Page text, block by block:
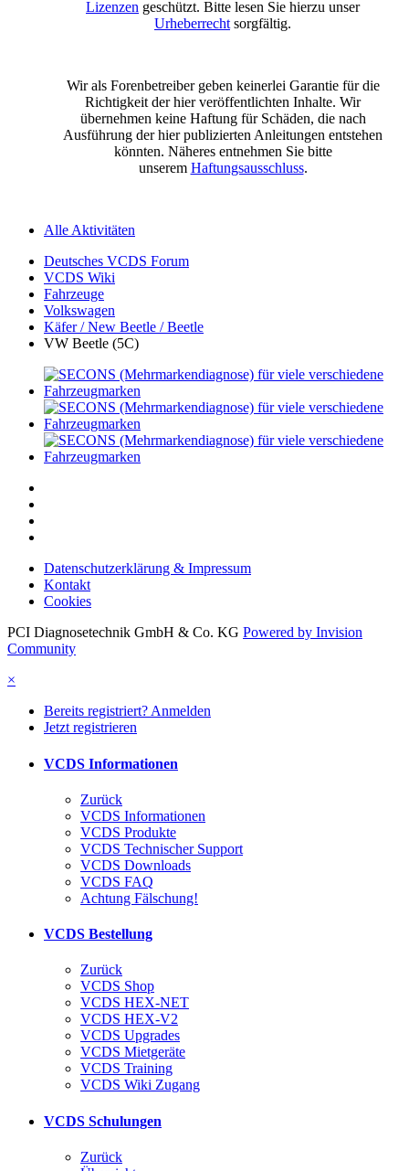
Lizenzen geschützt. Bitte lesen Sie hierzu unser
Urheberrecht sorgfältig.
Wir als Forenbetreiber geben keinerlei Garantie für die
Richtigkeit der hier veröffentlichten Inhalte. Wir
übernehmen keine Haftung für Schäden, die nach
Ausführung der hier publizierten Anleitungen entstehen
könnten. Näheres entnehmen Sie bitte
unserem Haftungsausschluss.
Alle Aktivitäten
Deutsches VCDS Forum
VCDS Wiki
Fahrzeuge
Volkswagen
Käfer / New Beetle / Beetle
VW Beetle (5C)
Datenschutzerklärung & Impressum
Kontakt
Cookies
PCI Diagnosetechnik GmbH & Co. KG Powered by Invision
Community
×
Bereits registriert? Anmelden
Jetzt registrieren
VCDS Informationen
Zurück
VCDS Informationen
VCDS Produkte
VCDS Technischer Support
VCDS Downloads
VCDS FAQ
Achtung Fälschung!
VCDS Bestellung
Zurück
VCDS Shop
VCDS HEX-NET
VCDS HEX-V2
VCDS Upgrades
VCDS Mietgeräte
VCDS Training
VCDS Wiki Zugang
VCDS Schulungen
Zurück